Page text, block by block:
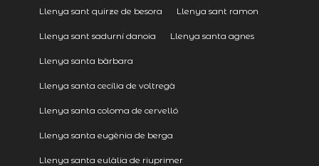
Llenya sant quirze de besora Llenya sant ramon
Llenya sant sadurní danoia Llenya santa agnes
Llenya santa bàrbara
Llenya santa cecília de voltregà
Llenya santa coloma de cervelló
Llenya santa eugènia de berga
Llenya santa eulàlia de riuprimer